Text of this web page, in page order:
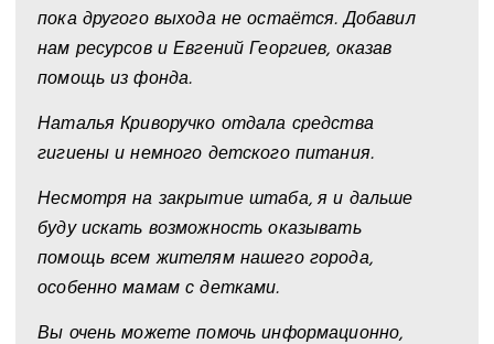
пока другого выхода не остаётся. Добавил
нам ресурсов и Евгений Георгиев, оказав
помощь из фонда.
Наталья Криворучко отдала средства
гигиены и немного детского питания.
Несмотря на закрытие штаба, я и дальше
буду искать возможность оказывать
помощь всем жителям нашего города,
особенно мамам с детками.
Вы очень можете помочь информационно,